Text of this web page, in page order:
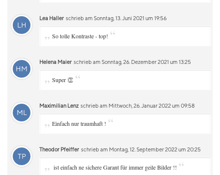
LH
Lea Haller schrieb am Sonntag, 13. Juni 2021 um 19:56
„ So tolle Kontraste - top! “
HM
Helena Maier schrieb am Sonntag, 26. Dezember 2021 um 13:25
„ Super 👏 “
ML
Maximilian Lenz schrieb am Mittwoch, 26. Januar 2022 um 09:58
„ Einfach nur traumhaft ! “
TP
Theodor Pfeiffer schrieb am Montag, 12. September 2022 um 20:25
„ ist einfach ne sichere Garant für immer geile Bilder !! “